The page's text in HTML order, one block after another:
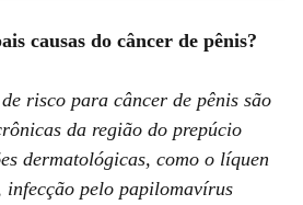
causas do câncer de pênis?
risco para câncer de pênis são
da região do prepúcio
dermatológicas, como o líquen
infecção pelo papilomavírus